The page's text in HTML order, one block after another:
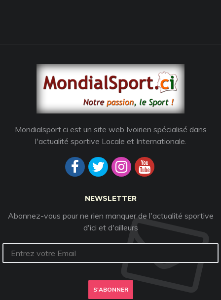
Mondialsport.ci est un site web Ivoirien spécialisé dans
l'actualité sportive Locale et Internationale.
NEWSLETTER
Abonnez-vous pour ne rien manquer de l'actualité sportive
d'ici et d'ailleurs
S'ABONNER